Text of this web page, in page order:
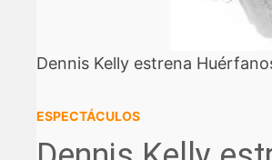
Dennis Kelly estrena
ESPECTÁCULOS